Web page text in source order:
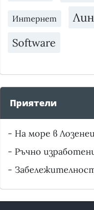
Интернет
Software
Приятели
- На море в
- Ръчно
-